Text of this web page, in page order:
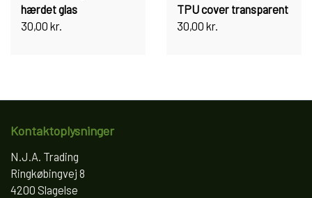
hærdet glas
30,00 kr.
TPU cover transparent
30,00 kr.
Kontaktoplysninger
N.J.A. Trading
Ringkøbingvej 8
4200 Slagelse